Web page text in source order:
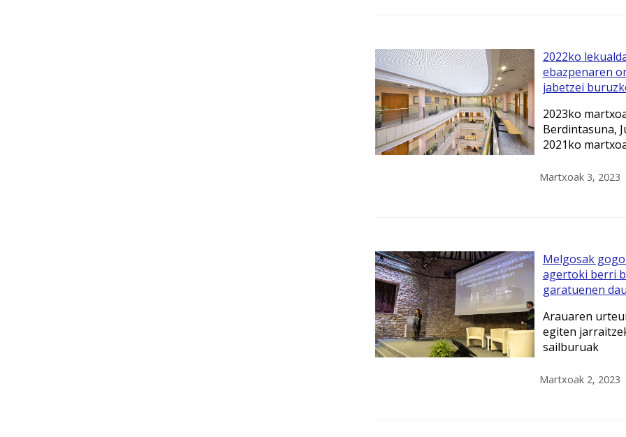
2022ko
ebazpenaren
jabetzei
2023ko
Berdintasuna,
2021ko
Martxoak 3, 2023
Melgosak
agertoki berri
garatuenen
Arauaren
egiten
sailburuak
Martxoak 2, 2023